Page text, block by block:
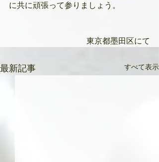
に共に頑張って参りましょう。
東京都墨田区にて
最新記事 すべて表示